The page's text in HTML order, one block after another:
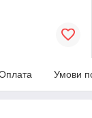
Умови